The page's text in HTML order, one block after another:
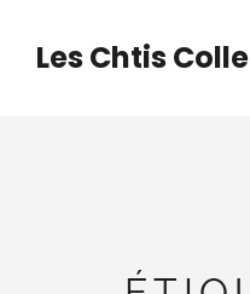
contenuLes Chtis